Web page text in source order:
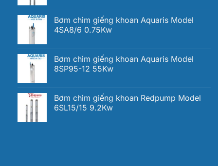
Bơm chìm giếng khoan Aquaris Model
4SA8/6 0.75Kw
Bơm chìm giếng khoan Aquaris Model
8SP95-12 55Kw
Bơm chìm giếng khoan Redpump Model
6SL15/15 9.2Kw